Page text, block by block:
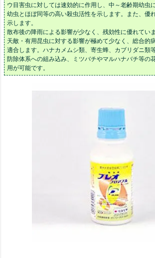
ウ目害虫に対しては速効的に作用し、中～老齢期幼虫
幼虫とほぼ同等の高い殺虫活性を示します。また、優
示します。
散布後の降雨による影響が少なく、残効性に優れていま
天敵・有用昆虫に対する影響が極めて少なく、総合的
適合します。ハナカメムシ類、寄生蜂、カブリダニ類
防除体系への組み込み、ミツバチやマルハナバチ等の
用が可能です。